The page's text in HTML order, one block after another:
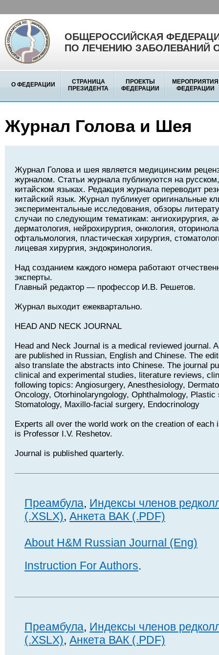
ОБЩЕРОССИЙСКАЯ
ПО ЛЕЧЕНИЮ ЗАБОЛЕВАНИЙ
О ФЕДЕРАЦИИ
СТРАНИЦА
ПРЕЗИДЕНТА
ПРОЕКТЫ
ФЕДЕРАЦИИ
МЕРОПРИЯТИЯ
ФЕДЕРАЦИИ
Журнал Голова и Шея
Журнал Голова и шея является медицинским
журналом. Статьи журнала публикуются на
китайском языках. Редакция журнала переводит
китайский язык. Журнал публикует оригинальные
экспериментальные исследования, обзоры
случаи по следующим тематикам: ангиохирургия,
дерматология, нейрохирургия, онкология,
офтальмология, пластическая хирургия,
лицевая хирургия, эндокринология.
Над созданием каждого номера работают
эксперты.
Главный редактор — профессор И.В. Решетов.
Журнал выходит ежеквартально.
HEAD AND NECK JOURNAL
Head and Neck Journal is a medical reviewed journal.
are published in Russian, English and Chinese. The
also translate the abstracts into Chinese. The journal
clinical and experimental studies, literature reviews,
following topics: Angiosurgery, Anesthesiology,
Oncology, Otorhinolaryngology, Ophthalmology, Plastic
Stomatology, Maxillo-facial surgery, Endocrinology
Experts all over the world work on the creation of each
is Professor I.V. Reshetov.
Journal is published quarterly.
Преамбула, Индексы членов
(.XSLX), Анкета ВАК (.PDF)
About H&M Russian Journal (Eng)
Instruction For Authors.
Преамбула, Индексы членов
(.XSLX), Анкета ВАК (.PDF)